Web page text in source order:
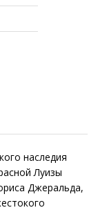
наследия
Луизы
Джеральда,